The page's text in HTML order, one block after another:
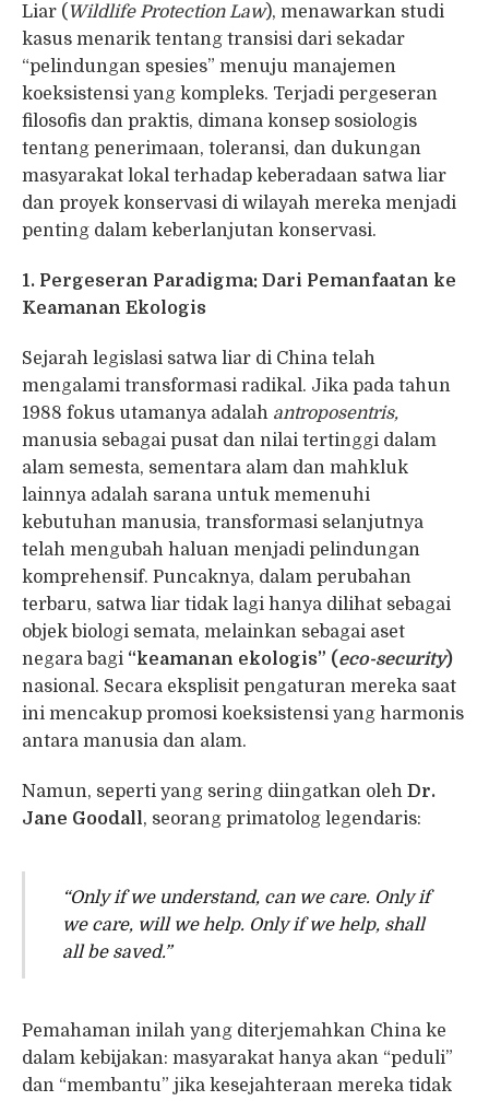
Liar ( Wildlife Protection Law), menawarkan studi
kasus menarik tentang transisi dari sekadar
“pelindungan spesies” menuju manajemen
koeksistensi yang kompleks. Terjadi pergeseran
filosofis dan praktis, dimana konsep sosiologis
tentang penerimaan, toleransi, dan dukungan
masyarakat lokal terhadap keberadaan satwa liar
dan proyek konservasi di wilayah mereka menjadi
penting dalam keberlanjutan konservasi.
1. Pergeseran Paradigma: Dari Pemanfaatan ke
Keamanan Ekologis
Sejarah legislasi satwa liar di China telah
mengalami transformasi radikal. Jika pada tahun
1988 fokus utamanya adalah antroposentris,
manusia sebagai pusat dan nilai tertinggi dalam
alam semesta, sementara alam dan mahkluk
lainnya adalah sarana untuk memenuhi
kebutuhan manusia, transformasi selanjutnya
telah mengubah haluan menjadi pelindungan
komprehensif. Puncaknya, dalam perubahan
terbaru, satwa liar tidak lagi hanya dilihat sebagai
objek biologi semata, melainkan sebagai aset
negara bagi “keamanan ekologis” (eco-security)
nasional. Secara eksplisit pengaturan mereka saat
ini mencakup promosi koeksistensi yang harmonis
antara manusia dan alam.
Namun, seperti yang sering diingatkan oleh Dr.
Jane Goodall , seorang primatolog legendaris:
“Only if we understand, can we care. Only if
we care, will we help. Only if we help, shall
all be saved.”
Pemahaman inilah yang diterjemahkan China ke
dalam kebijakan: masyarakat hanya akan “peduli”
dan “membantu” jika kesejahteraan mereka tidak